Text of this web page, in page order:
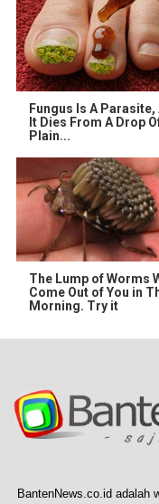
Fungus Is A Parasite,
It Dies From A Drop
Plain...
The Lump of Worms
Come Out of You in
Morning. Try it
BantenNews.co.id adalah